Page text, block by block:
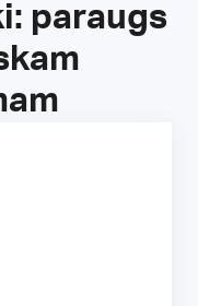
paraugs